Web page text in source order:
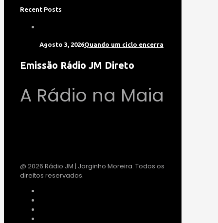
Recent Posts
Agosto 3, 2026Quando um ciclo encerra
Emissão Rádio JM Direto
A Rádio na Maia
@ 2026 Rádio JM | Jorginho Moreira. Todos os
direitos reservados.